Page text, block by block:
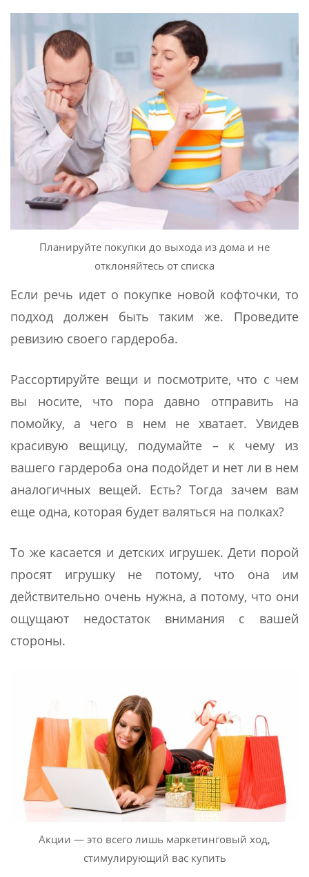
Планируйте покупки до выхода из дома и не
отклоняйтесь от списка
Если речь идет о покупке новой кофточки, то
подход должен быть таким же. Проведите
ревизию своего гардероба.
Рассортируйте вещи и посмотрите, что с чем
вы носите, что пора давно отправить на
помойку, а чего в нем не хватает. Увидев
красивую вещицу, подумайте – к чему из
вашего гардероба она подойдет и нет ли в нем
аналогичных вещей. Есть? Тогда зачем вам
еще одна, которая будет валяться на полках?
То же касается и детских игрушек. Дети порой
просят игрушку не потому, что она им
действительно очень нужна, а потому, что они
ощущают недостаток внимания с вашей
стороны.
Акции — это всего лишь маркетинговый ход,
стимулирующий вас купить